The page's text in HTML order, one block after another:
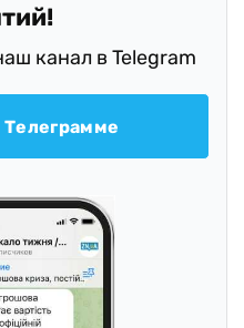
канал в Telegram
Телеграмме